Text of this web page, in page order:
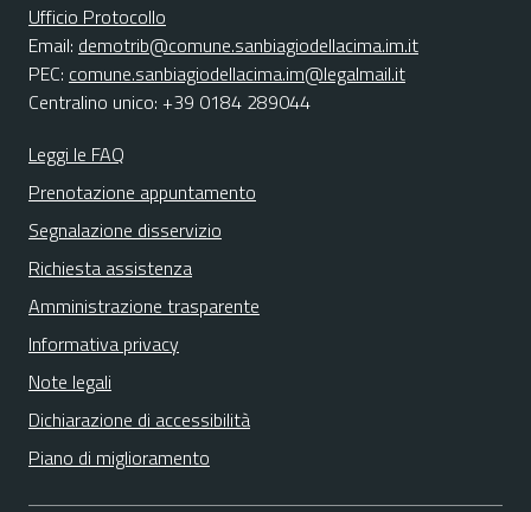
Ufficio Protocollo
Email: demotrib@comune.sanbiagiodellacima.im.it
PEC: comune.sanbiagiodellacima.im@legalmail.it
Centralino unico: +39 0184 289044
Leggi le FAQ
Prenotazione appuntamento
Segnalazione disservizio
Richiesta assistenza
Amministrazione trasparente
Informativa privacy
Note legali
Dichiarazione di accessibilità
Piano di miglioramento